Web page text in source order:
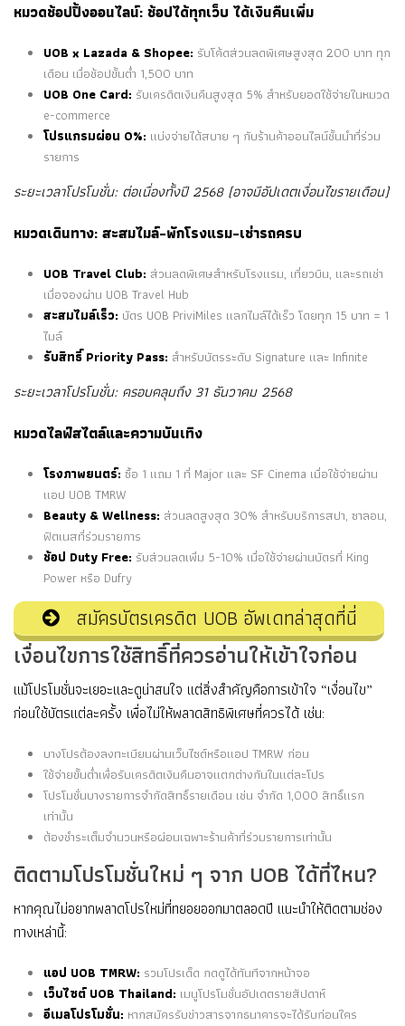
หมวดช้อปปิ้งออนไลน์: ช้อปได้ทุกเว็บ ได้เงินคืนเพิ่ม
UOB x Lazada & Shopee: รับโค้ดส่วนลดพิเศษสูงสุด 200 บาท ทุก
เดือน เมื่อช้อปขั้นต่ำ 1,500 บาท
UOB One Card: รับเครดิตเงินคืนสูงสุด 5% สำหรับยอดใช้จ่ายในหมวด
e-commerce
โปรแกรมผ่อน 0%: แบ่งจ่ายได้สบาย ๆ กับร้านค้าออนไลน์ชั้นนำที่ร่วม
รายการ
ระยะเวลาโปรโมชั่น: ต่อเนื่องทั้งปี 2568 (อาจมีอัปเดตเงื่อนไขรายเดือน)
หมวดเดินทาง: สะสมไมล์-พักโรงแรม-เช่ารถครบ
UOB Travel Club: ส่วนลดพิเศษสำหรับโรงแรม, เที่ยวบิน, และรถเช่า
เมื่อจองผ่าน UOB Travel Hub
สะสมไมล์เร็ว: บัตร UOB PriviMiles แลกไมล์ได้เร็ว โดยทุก 15 บาท = 1
ไมล์
รับสิทธิ์ Priority Pass: สำหรับบัตรระดับ Signature และ Infinite
ระยะเวลาโปรโมชั่น: ครอบคลุมถึง 31 ธันวาคม 2568
หมวดไลฟ์สไตล์และความบันเทิง
โรงภาพยนตร์: ซื้อ 1 แถม 1 ที่ Major และ SF Cinema เมื่อใช้จ่ายผ่าน
แอป UOB TMRW
Beauty & Wellness: ส่วนลดสูงสุด 30% สำหรับบริการสปา, ซาลอน,
ฟิตเนสที่ร่วมรายการ
ช้อป Duty Free: รับส่วนลดเพิ่ม 5-10% เมื่อใช้จ่ายผ่านบัตรที่ King
Power หรือ Dufry
สมัครบัตรเครดิต UOB อัพเดทล่าสุดที่นี่
เงื่อนไขการใช้สิทธิ์ที่ควรอ่านให้เข้าใจก่อน
แม้โปรโมชั่นจะเยอะและดูน่าสนใจ แต่สิ่งสำคัญคือการเข้าใจ “เงื่อนไข”
ก่อนใช้บัตรแต่ละครั้ง เพื่อไม่ให้พลาดสิทธิพิเศษที่ควรได้ เช่น:
บางโปรต้องลงทะเบียนผ่านเว็บไซต์หรือแอป TMRW ก่อน
ใช้จ่ายขั้นต่ำเพื่อรับเครดิตเงินคืนอาจแตกต่างกันในแต่ละโปร
โปรโมชั่นบางรายการจำกัดสิทธิ์รายเดือน เช่น จำกัด 1,000 สิทธิ์แรก
เท่านั้น
ต้องชำระเต็มจำนวนหรือผ่อนเฉพาะร้านค้าที่ร่วมรายการเท่านั้น
ติดตามโปรโมชั่นใหม่ ๆ จาก UOB ได้ที่ไหน?
หากคุณไม่อยากพลาดโปรใหม่ที่ทยอยออกมาตลอดปี แนะนำให้ติดตามช่อง
ทางเหล่านี้:
แอป UOB TMRW: รวมโปรเด็ด กดดูได้ทันทีจากหน้าจอ
เว็บไซต์ UOB Thailand: เมนูโปรโมชั่นอัปเดตรายสัปดาห์
อีเมลโปรโมชั่น: หากสมัครรับข่าวสารจากธนาคารจะได้รับก่อนใคร